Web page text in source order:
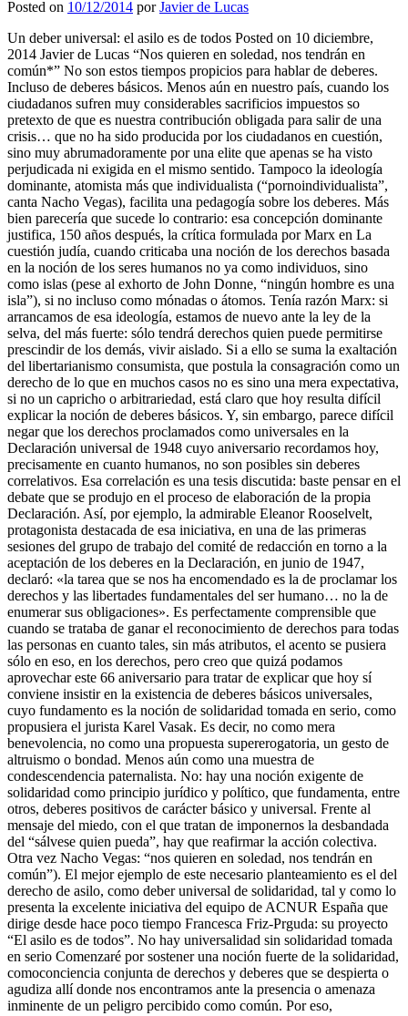
Posted on 10/12/2014 porJavier de Lucas
Un deber universal: el asilo es de todos Posted on 10 diciembre, 2014 Javier de Lucas “Nos quieren en soledad, nos tendrán en común*” No son estos tiempos propicios para hablar de deberes. Incluso de deberes básicos. Menos aún en nuestro país, cuando los ciudadanos sufren muy considerables sacrificios impuestos so pretexto de que es nuestra contribución obligada para salir de una crisis… que no ha sido producida por los ciudadanos en cuestión, sino muy abrumadoramente por una elite que apenas se ha visto perjudicada ni exigida en el mismo sentido. Tampoco la ideología dominante, atomista más que individualista (“pornoindividualista”, canta Nacho Vegas), facilita una pedagogía sobre los deberes. Más bien parecería que sucede lo contrario: esa concepción dominante justifica, 150 años después, la crítica formulada por Marx en La cuestión judía, cuando criticaba una noción de los derechos basada en la noción de los seres humanos no ya como individuos, sino como islas (pese al exhorto de John Donne, “ningún hombre es una isla”), si no incluso como mónadas o átomos. Tenía razón Marx: si arrancamos de esa ideología, estamos de nuevo ante la ley de la selva, del más fuerte: sólo tendrá derechos quien puede permitirse prescindir de los demás, vivir aislado. Si a ello se suma la exaltación del libertarianismo consumista, que postula la consagración como un derecho de lo que en muchos casos no es sino una mera expectativa, si no un capricho o arbitrariedad, está claro que hoy resulta difícil explicar la noción de deberes básicos. Y, sin embargo, parece difícil negar que los derechos proclamados como universales en la Declaración universal de 1948 cuyo aniversario recordamos hoy, precisamente en cuanto humanos, no son posibles sin deberes correlativos. Esa correlación es una tesis discutida: baste pensar en el debate que se produjo en el proceso de elaboración de la propia Declaración. Así, por ejemplo, la admirable Eleanor Rooselvelt, protagonista destacada de esa iniciativa, en una de las primeras sesiones del grupo de trabajo del comité de redacción en torno a la aceptación de los deberes en la Declaración, en junio de 1947, declaró: «la tarea que se nos ha encomendado es la de proclamar los derechos y las libertades fundamentales del ser humano… no la de enumerar sus obligaciones». Es perfectamente comprensible que cuando se trataba de ganar el reconocimiento de derechos para todas las personas en cuanto tales, sin más atributos, el acento se pusiera sólo en eso, en los derechos, pero creo que quizá podamos aprovechar este 66 aniversario para tratar de explicar que hoy sí conviene insistir en la existencia de deberes básicos universales, cuyo fundamento es la noción de solidaridad tomada en serio, como propusiera el jurista Karel Vasak. Es decir, no como mera benevolencia, no como una propuesta supererogatoria, un gesto de altruismo o bondad. Menos aún como una muestra de condescendencia paternalista. No: hay una noción exigente de solidaridad como principio jurídico y político, que fundamenta, entre otros, deberes positivos de carácter básico y universal. Frente al mensaje del miedo, con el que tratan de imponernos la desbandada del “sálvese quien pueda”, hay que reafirmar la acción colectiva. Otra vez Nacho Vegas: “nos quieren en soledad, nos tendrán en común”). El mejor ejemplo de este necesario planteamiento es el del derecho de asilo, como deber universal de solidaridad, tal y como lo presenta la excelente iniciativa del equipo de ACNUR España que dirige desde hace poco tiempo Francesca Friz-Prguda: su proyecto “El asilo es de todos”. No hay universalidad sin solidaridad tomada en serio Comenzaré por sostener una noción fuerte de la solidaridad, comoconciencia conjunta de derechos y deberes que se despierta o agudiza allí donde nos encontramos ante la presencia o amenaza inminente de un peligro percibido como común. Por eso, precisamente en momentos de considerable dificultad, como la crisis que nos golpea, en los que parece que el instinto primario sea el de desentenderse de lo que no sea la propia supervivencia, es cuando, de forma paradójica, surgen las mejores manifestaciones de ayuda mutua, de cooperación con quienes se encuentran amenazados. Se trata de la solidaridad que no es simplemente una exigencia más o menos retórica y vacua propia de un abstracto altruismo, ni una vaga apelación para acallar la malheur de conscience ante el sufrimiento de los otros, en términos de moralina, sino que alcanza el rango de un principio jurídico y político. En efecto, el genio del Derecho romano supo enunciar la necesidad de lo que denominó obligaciones in solidum, en las que todos los socios asumen la responsabilidad conjuntamente. Es la misma idea que supo ver unos siglos después el genial Ibn-Jaldoun(adelantándose en siglos al gran Durkheim), que entendió la solidaridad comocemento social, condición sine qua non de la estabilidad y del progreso de las sociedades. Así lo explicó al analizar la noción de assabiyah en su monumental obra Muqaddihmah. Y cabría añadir que la solidaridad tampoco es un sucedáneo light de la igualdad, sino un valor complementario de ésta y de la libertad, tal y como lo entendieron los revolucionarios franceses, que hablaban de ella como fraternidad, uno de los tres principios políticos de la legitimidad republicana. La existencia de deberes de solidaridad, como denunciara Rorty en un célebre ensayo, puede aparecer vinculada sobre todo a las nociones de pertenencia a un mismo grupo, a los más próximos en intereses, el nosotros más inmediato, una solidaridad que se cierra en torno a quienes son entendidos como “uno de los nuestros”. Una solidaridad que ignora la fraternidad universal. Pero existe también la solidaridad que puede adquirir la dimensión más abierta, la del vínculo universal que nos une con quienes comparten la común condición de seres humanos, sin más atributos, los que pertenecen al mismo género humano. Esa noción, de raigambre estoica, es la que fundamenta la existencia de un rasgo básico, común y universal que, a su vez, justifica la existencia de deberes positivos de asistencia mutua, que se hacen particularmente visibles en momentos de peligro, cuando la amenaza a otros seres humanos es particularmente evidente, como en los casos de desastres naturales. Esa noción abierta, tendencialmente universal de solidaridad, es aún más fuerte y más evidente cuando se pone en relación con otro instinto básico que es la hospitalidad, el deber de acoger, de dar un lugar en el mundo a quien por causa de persecución, ha tenido que abandonar su hogar, su Homeland, y padece la pérdida de esa necesidad básica que supo ver Simone Weil, el arraigo, l’enracinement. Aquí el deber de solidaridad enlaza con el de hospitalidad, entendida a su vez como un deber universal hacia quienes llegan a nosotros huyendo de un peligro o persecución que les amenaza. Porque la conciencia de que esos peligros nos pueden alcanzar en un momento u otro, desvela que los amenazados somos todos, aun en el caso de que de forma inmediata sólo lo sean algunos, incluso lejanos. Como explicara Marx en el prólogo al primer volumen de El Capital, parafraseando a Horacio, De te fabula narratur. Todos, en uno u otro momento, podemos necesitar que nos ofrezcan refugio. Un deber universal: dar asilo. Por eso, como decía, el acierto de esa campaña de ACNUR España, el asilo es de todos, concretada en una Declaración que puede leerse y firmarse en su mencionado sitio web. Sí, el asilo es la concreción jurídica de esos principios básicos, de esos deberes de solidaridad y hospitalidad. El asilo emerge desde el fondo del impulso civilizador que reconoce lo que hay de común entre cada uno de nosotros y todo otro y nos lleva a protegerles, a acogerles, a darles hospitalidad y, más aún, a ofrecerles derechos cuando llegan hasta nosotros en demanda de refugio contra la persecución que amenaza su vida, su integridad, su libertad. El asilo es, por tanto, un impulso genuino que nace de nuestra conciencia de solidaridad con los demás seres humanos, acentuada cuando están en peligro. El desarrollo de la civilización, a través desea herramienta cultural que es el Derecho, ha dado a luz la garantía de ese impulso de humanidad: El derecho de asilo. Una institución sin la que más de 50 millones de seres humanos que buscan hoy refugio, carecerán del derecho a tener derechos. El derecho de asilo es el mejor ejemplo de un deber positivo universal, una obligación que nos afecta a todos. Porque se trata del mecanismo jurídico elemental con el que reaccionamos frente a la amenaza que acecha a la condición de esos millones de seres humanos que viven un remedo de vida, una existencia peor que virtual, vicaria. Porque no es vida, sino simulacro de vida, la situación de incertidumbre, de espera, de angustia, en una tierra de nadie en la que esos seres humanos se encuentran confinados. La angustia de la vida en suspenso, sin saber si obtendrán el reconocimiento mínimo, esa seguridad jurídica básica que es el derecho a tener derecho, que todos tenemos asegurado; todos menos ellos, los refugiados. Y sin embargo, en un mundo en que cada vez más seres humanos necesitan recibir esa protección, porque cada vez hay más riesgos, más amenazas, el asilo no deja de retroceder. Se trata, en buena medida, de viejas amenazas que han sido la pesadilla de la Humanidad. Las guerras, la violencia, la discriminación, el odio y el miedo al diferente, al disidente, multiplican su presencia y sus efectos letales. Las políticas de asilo de la UE y aún peor, de España, son la muestra de que hemos vuelto la espalda a ese deber positivo y universal. Lo deja a las claras un caso muy concreto, nuestra cicatería, que esta al límite de la indiferencia culpable, ante la tragedia que afecta hoy a los refugiados sirios. Como seres humanos, pero sobre todo, desde nuestra privilegiada condición de ciudadanos soberanos de Estados que se proclaman democráticos y hacen de los derechos humanos su con